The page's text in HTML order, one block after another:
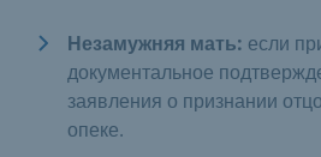
Незамужняя мать: если
документальное
заявления о признании
опеке.